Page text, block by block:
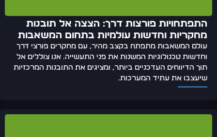
התפתחויות פורצות דרך: הצצה אל תובנות
מחקריות וחדשות עולמיות בתחום המשאבות
עולם המשאבות מתפתח בקצב מהיר, עם מחקרים פורצי דרך
וחדשות טכנולוגיות המשנות את פני התעשייה. אנו צוללים אל
תוך הדיווחים העדכניים ביותר, ומציגים את התובנות המרכזיות
שיעצבו את עתיד המערכות.